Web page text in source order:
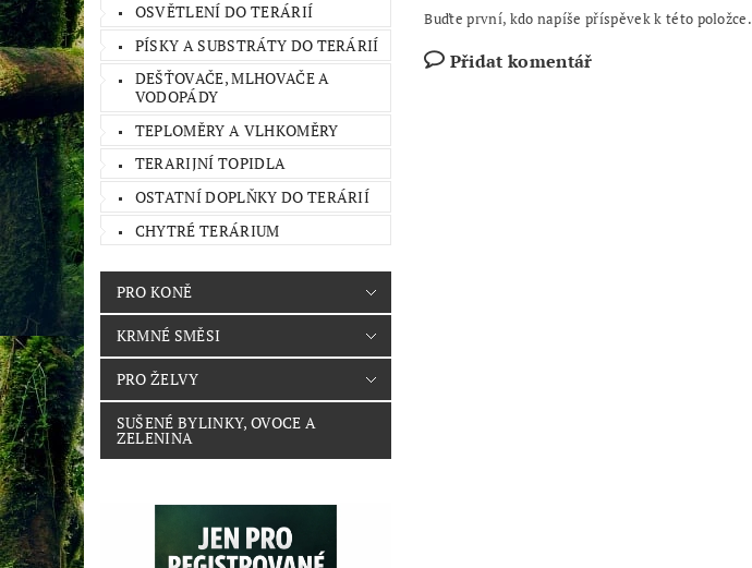
OSVĚTLENÍ DO TERÁRIÍ
PÍSKY A SUBSTRÁTY DO TERÁRIÍ
DEŠŤOVAČE, MLHOVAČE A
VODOPÁDY
TEPLOMĚRY A VLHKOMĚRY
TERARIJNÍ TOPIDLA
OSTATNÍ DOPLŇKY DO TERÁRIÍ
CHYTRÉ TERÁRIUM
PRO KONĚ
KRMNÉ SMĚSI
PRO ŽELVY
SUŠENÉ BYLINKY, OVOCE A
ZELENINA
Buďte první, kdo napíše příspěvek k této položce.
Přidat komentář